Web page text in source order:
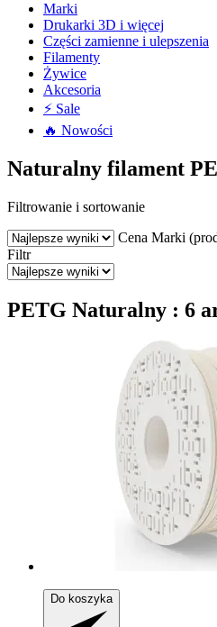
Marki
Drukarki 3D i więcej
Części zamienne i ulepszenia
Filamenty
Żywice
Akcesoria
⚡ Sale
🔥 Nowości
Naturalny filament
Filtrowanie i sortowanie
Cena Marki
Filtr
PETG Naturalny : 6
Do koszyka